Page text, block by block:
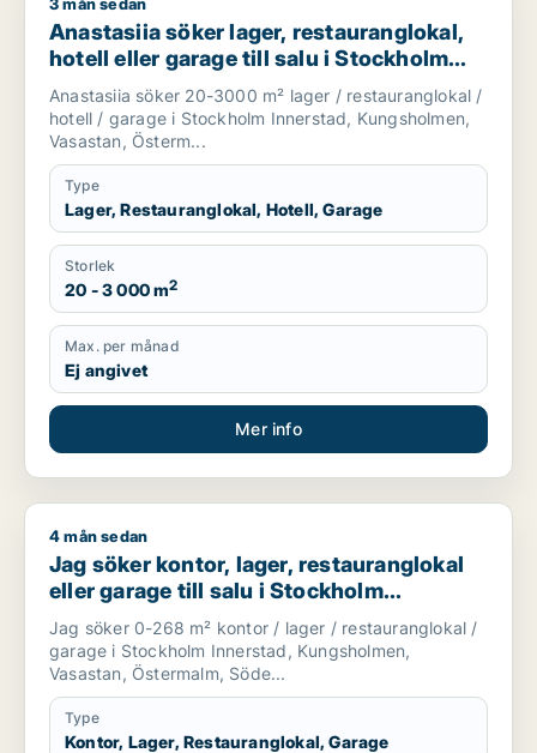
Anastasiia söker lager, restauranglokal, hotell eller garage
Anastasiia söker lager, restauranglokal,
hotell eller garage till salu i Stockholm
Innerstad, Kungsholmen eller Vasastan
m.fl.
Anastasiia söker 20-3000 m² lager / restauranglokal /
hotell / garage i Stockholm Innerstad, Kungsholmen,
Vasastan, Österm...
Type
Lager, Restauranglokal, Hotell, Garage
Storlek
20 - 3 000 m2
Max. per månad
Ej angivet
Mer info
Jag söker kontor, lager, restauranglokal eller garage till
4 mån sedan
Jag söker kontor, lager, restauranglokal
eller garage till salu i Stockholm
Innerstad, Kungsholmen eller Vasastan
m.fl.
Jag söker 0-268 m² kontor / lager / restauranglokal /
garage i Stockholm Innerstad, Kungsholmen,
Vasastan, Östermalm, Söde...
Type
Kontor, Lager, Restauranglokal, Garage